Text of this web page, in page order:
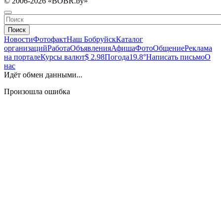
Поиск
НовостиФотофактНаш БобруйскКаталог
организацийРаботаОбъявленияАфишаФотоОбщениеРеклама
на порталеКурсы валют$ 2.98Погода19.8°Написать письмоО
нас
Идёт обмен данными...
Произошла ошибка